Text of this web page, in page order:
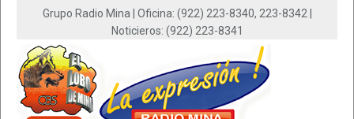
Grupo Radio Mina | Oficina: (922) 223-8340, 223-8342 |
Noticieros: (922) 223-8341